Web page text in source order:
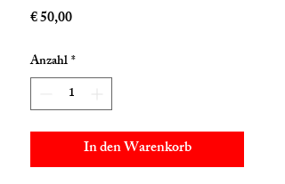
€ 50,00Preis
Anzahl*
In den Warenkorb